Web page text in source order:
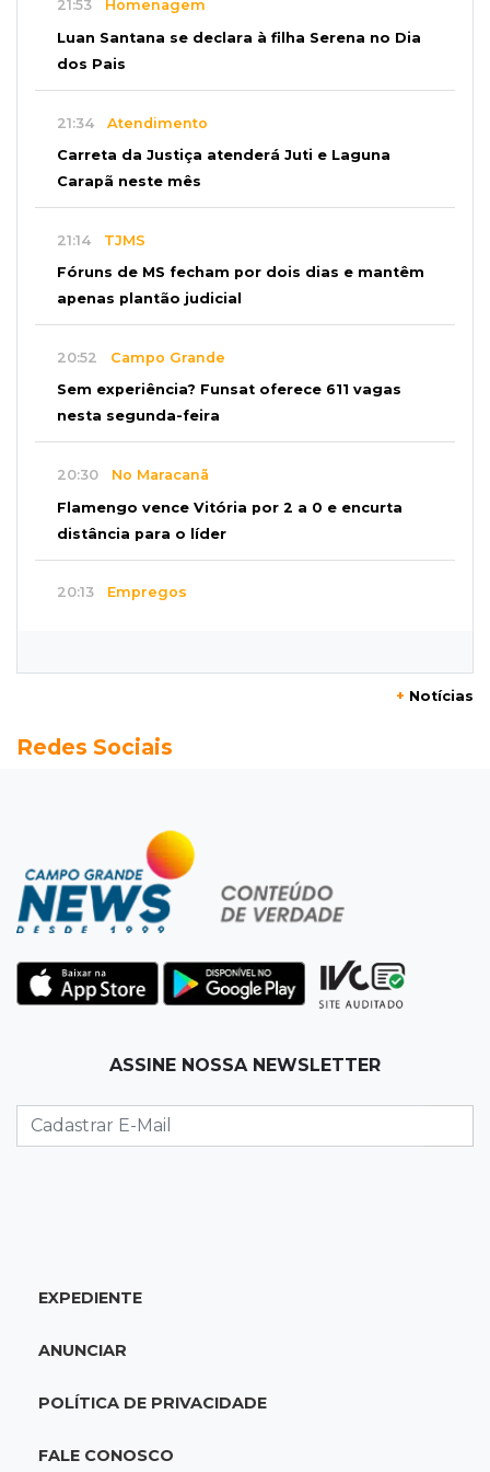
21:53 Homenagem
Luan Santana se declara à filha Serena no Dia
dos Pais
21:34 Atendimento
Carreta da Justiça atenderá Juti e Laguna
Carapã neste mês
21:14 TJMS
Fóruns de MS fecham por dois dias e mantêm
apenas plantão judicial
20:52 Campo Grande
Sem experiência? Funsat oferece 611 vagas
nesta segunda-feira
20:30 No Maracanã
Flamengo vence Vitória por 2 a 0 e encurta
distância para o líder
20:13 Empregos
Vigia é amarrado durante roubo de carro e
Bragança Paulista
Corinthians vence Bragantino por 2 a 0 e sobe
para 7º no Brasileirão
Athletico vence Santos por 2 a 0 e mantém 3º
lugar no Brasileirão
Oportunidades
com salários de até R$ 10,2 mil
18:15Nubank Parque
rodada do Brasileirão
17:58Gratuitas
Justiça homologa acordo para castração de
+ Notícias
Redes Sociais
ASSINE NOSSA NEWSLETTER
EXPEDIENTE
ANUNCIAR
POLÍTICA DE PRIVACIDADE
FALE CONOSCO